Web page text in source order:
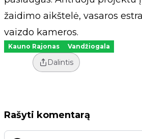
žaidimo aikštelė, vasaros
vaizdo kameros.
Kauno Rajonas Vandžiogala
Dalintis
Rašyti komentarą